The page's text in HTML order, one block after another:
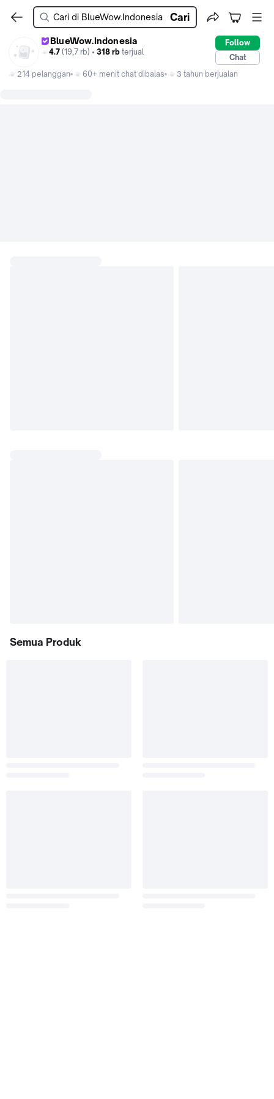
Cari
BlueWow.Indonesia
4.7 (19,7 rb) • 318 rb terjual
Follow
Chat
214 pelanggan
60+ menit chat dibalas 3 tahun berjualan
Semua Produk